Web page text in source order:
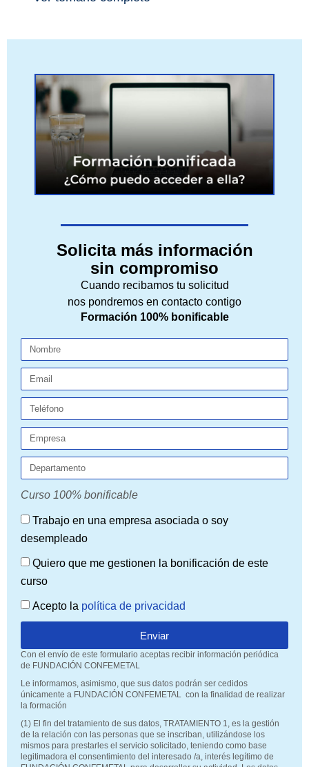
Solicita más información
sin compromiso
Cuando recibamos tu solicitud
nos pondremos en contacto contigo
Formación 100% bonificable
Curso 100% bonificable
Trabajo en una empresa asociada o soy
desempleado
Quiero que me gestionen la bonificación de este
curso
Acepto la política de privacidad
Enviar
Con el envío de este formulario aceptas recibir información periódica
de FUNDACIÓN CONFEMETAL
Le informamos, asimismo, que sus datos podrán ser cedidos
únicamente a FUNDACIÓN CONFEMETAL con la finalidad de realizar
la formación
(1) El fin del tratamiento de sus datos, TRATAMIENTO 1, es la gestión
de la relación con las personas que se inscriban, utilizándose los
mismos para prestarles el servicio solicitado, teniendo como base
legitimadora el consentimiento del interesado /a, interés legítimo de